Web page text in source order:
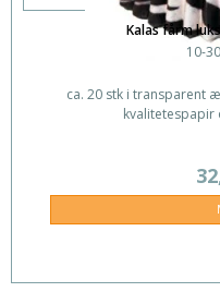
Kalas fårm
10-
ca. 20 stk i transparent
kvalitetespapir